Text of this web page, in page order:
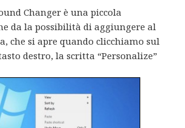
Changer è una piccola
da la possibilità di aggiungere al
che si apre quando clicchiamo sul
destro, la scritta “Personalize”